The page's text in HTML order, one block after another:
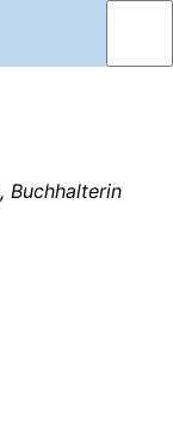
Buchhalterin